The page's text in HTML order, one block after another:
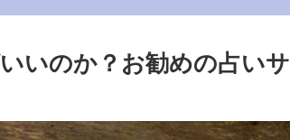
いのか？お勧めの占いサ